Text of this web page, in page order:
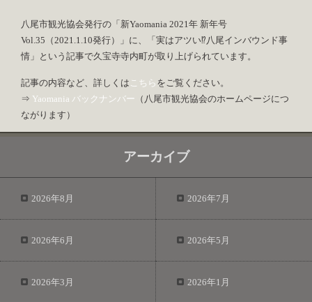
八尾市観光協会発行の「新Yaomania 2021年 新年号
Vol.35（2021.1.10発行）」に、「実はアツい⁉八尾インバウンド事
情」という記事で久宝寺寺内町が取り上げられています。
記事の内容など、詳しくは こちら をご覧ください。
⇒ Yaomania バックナンバー （八尾市観光協会のホームページにつ
ながります）
アーカイブ
2026年8月 2026年7月
2026年6月 2026年5月
2026年3月 2026年1月